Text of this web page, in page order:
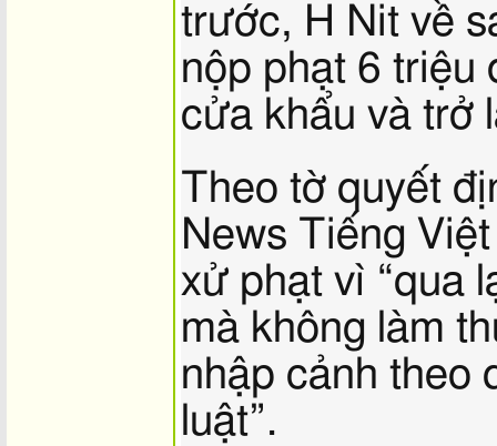
trước, H Nit về
nộp phạt 6 triệu
cửa khẩu và trở
Theo tờ quyết
News Tiếng
xử phạt vì “qua
mà không làm
nhập cảnh theo
luật”.